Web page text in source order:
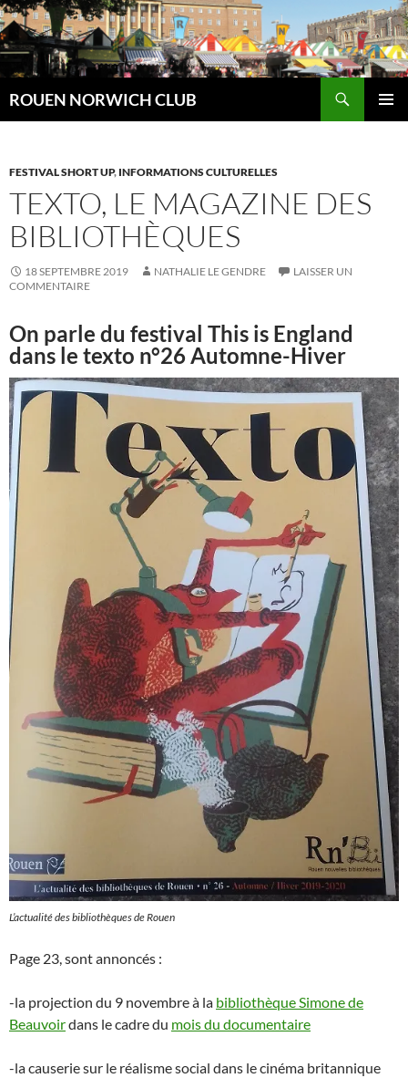
Aller
au
contenu
ROUEN NORWICH CLUB
FESTIVAL SHORT UP, INFORMATIONS CULTURELLES
TEXTO, LE MAGAZINE DES
BIBLIOTHÈQUES
18 SEPTEMBRE 2019 NATHALIE LE GENDRE
LAISSER UN
COMMENTAIRE
On parle du festival This is England
dans le texto n°26 Automne-Hiver
L’actualité des bibliothèques de Rouen
Page 23, sont annoncés :
-la projection du 9 novembre à la bibliothèque Simone de
Beauvoirdans le cadre du mois du documentaire
-la causerie sur le réalisme social dans le cinéma britannique